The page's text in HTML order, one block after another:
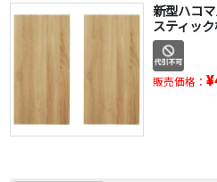
新型ハコ
スティッ
販売価格：